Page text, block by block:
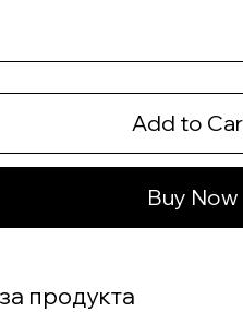
Add to
Buy Now
продукта